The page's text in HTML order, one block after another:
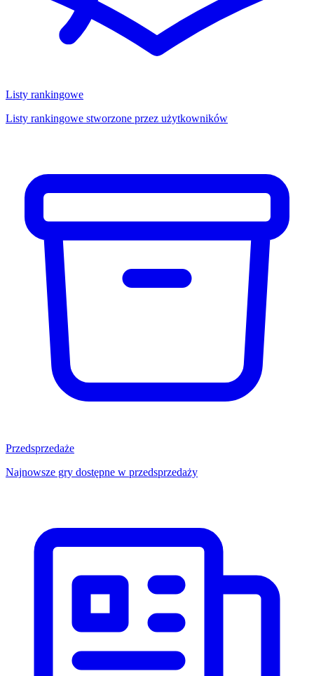
Listy rankingowe
Listy rankingowe stworzone przez użytkowników
Przedsprzedaże
Najnowsze gry dostępne w przedsprzedaży